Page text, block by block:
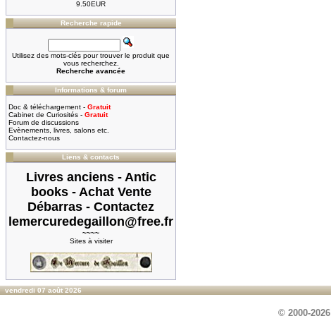
9.50EUR
Recherche rapide
Utilisez des mots-clés pour trouver le produit que
vous recherchez.
Recherche avancée
Informations & forum
Doc & téléchargement - Gratuit
Cabinet de Curiosités - Gratuit
Forum de discussions
Evènements, livres, salons etc.
Contactez-nous
Liens & contacts
Livres anciens - Antic
books - Achat Vente
Débarras - Contactez
lemercuredegaillon@free.fr
~~~~
Sites à visiter
vendredi 07 août 2026
© 2000-2026